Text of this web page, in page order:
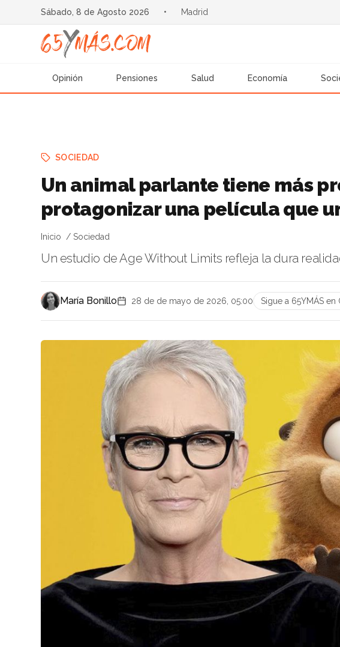
Sábado, 8 de Agosto 2026 • Madrid
Opinión Pensiones Salud Economía
SOCIEDAD
Un animal parlante tiene más
protagonizar una película que
Inicio Sociedad
Un estudio de Age Without Limits refleja la dura
María Bonillo 28 de de mayo de 2026, 05:00 Sigue a 65YMÁS